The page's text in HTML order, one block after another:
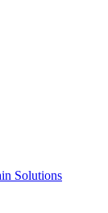
Solutions